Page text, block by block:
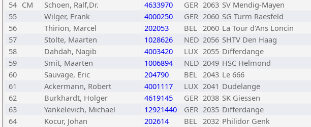
54 CM Schoen, Ralf,Dr. 4633970 GER 2063 SV Mendig-Mayen
55
Wilger, Frank 4000250 GER 2060 SG Turm Raesfeld
56
Thirion, Marcel 202053 BEL 2060 La Tour d'Ans Loncin
57
Stolte, Maarten 1028626 NED 2056 SHTV Den Haag
58
Dahdah, Nagib 4003420 LUX 2055 Differdange
59
Smit, Maarten 1006894 NED 2049 HSC Helmond
60
Sauvage, Eric 204790 BEL 2043 Le 666
61
Ackermann, Robert 4001117 LUX 2041 Dudelange
62
Burkhardt, Holger 4619145 GER 2038 SK Giessen
63
Yankelevich, Michael 12921440 GER 2035 Differdange
64
Kocur, Johan 202614 BEL 2032 Philidor Genk